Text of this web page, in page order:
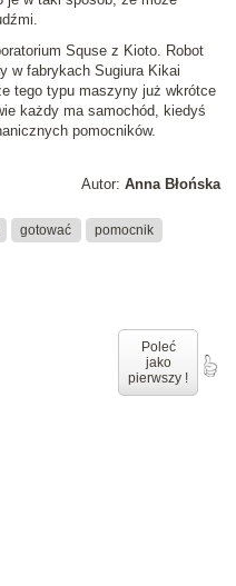
Squse z Kioto. Robot
w fabrykach Sugiura Kikai
tego typu maszyny już wkrótce
każdy ma samochód, kiedyś
pomocników.
Autor: Anna Błońska
gotować pomocnik
Poleć
jako
pierwszy !